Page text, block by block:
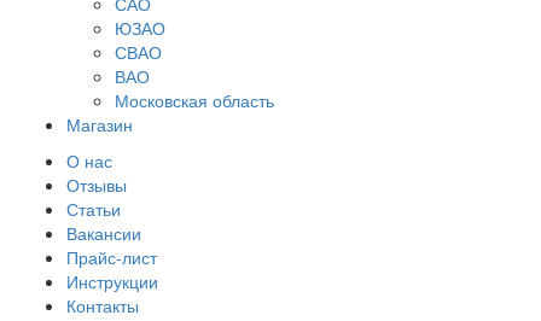
ЮЗАО
СВАО
ВАО
Московская область
Магазин
О нас
Отзывы
Статьи
Вакансии
Прайс-лист
Инструкции
Контакты